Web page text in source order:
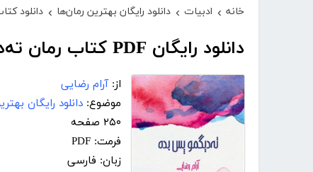
خانه › ادبیات › دانلود رایگان بهترین رمان‌ها › دانلود
دانلود رایگان PDF کتاب رمان ته‌دیگمو پس بده
از:آرام رضایی
موضوع: دانلود رایگان
۲۵۰ صفحه
فرمت: PDF
زبان: فارسی